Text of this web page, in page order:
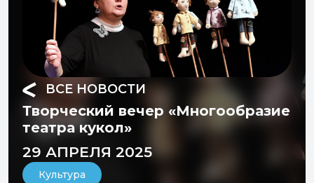
ВСЕ НОВОСТИ
Творческий вечер «Многообразие
театра кукол»
29 АПРЕЛЯ 2025
Культура